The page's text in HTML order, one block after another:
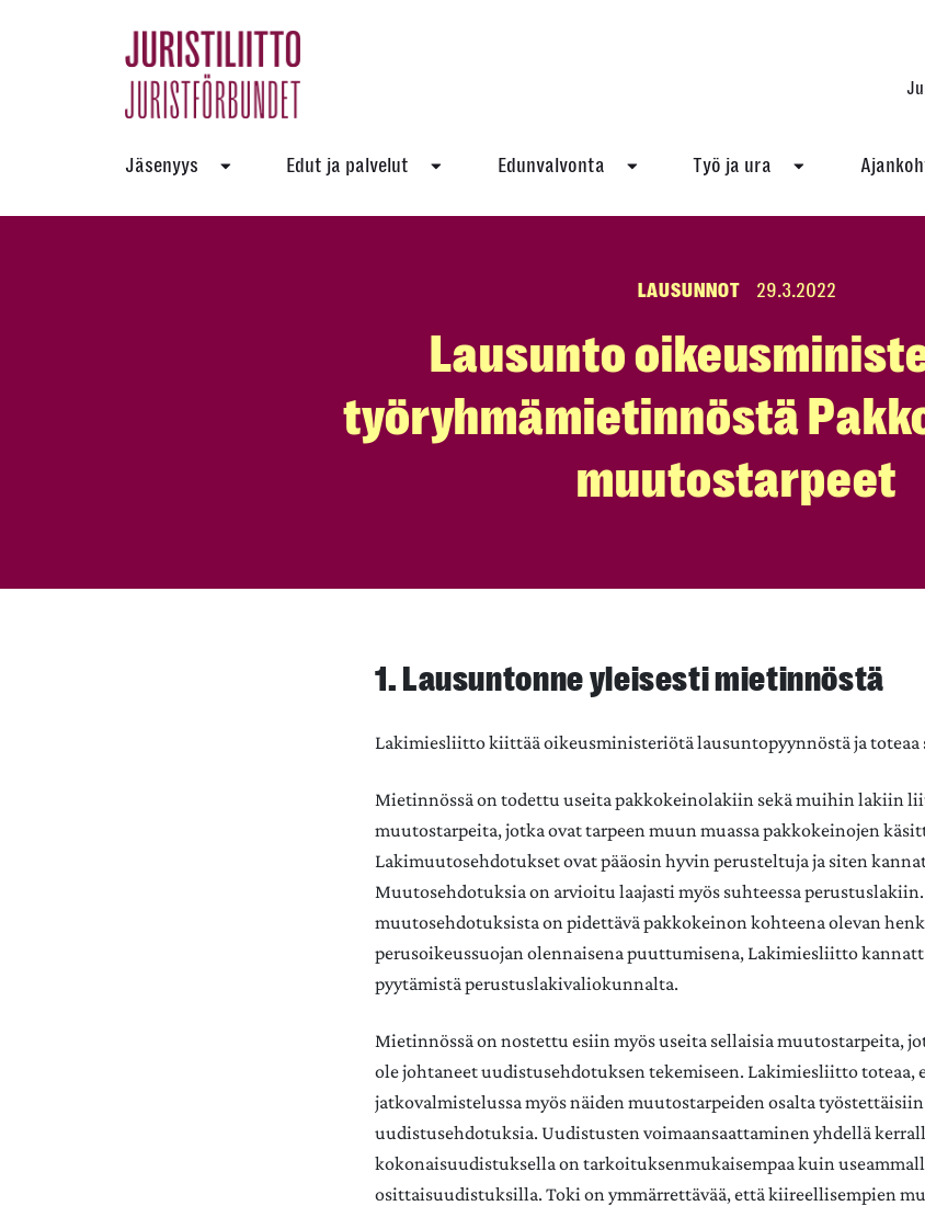
Jäsenyys Edut ja palvelut Edunvalvonta Työ ja ura
LAUSUNNOT 29.3.2022
Lausunto
työryhmämietinnöstä
muutostarpeet
1. Lausuntonne yleisesti mietinnöstä
Lakimiesliitto kiittää oikeusministeriötä lausuntopyynnöstä ja toteaa
Mietinnössä on todettu useita pakkokeinolakiin sekä muihin lakiin
muutostarpeita, jotka ovat tarpeen muun muassa pakkokeinojen
Lakimuutosehdotukset ovat pääosin hyvin perusteltuja ja siten
Muutosehdotuksia on arvioitu laajasti myös suhteessa perustuslakiin.
muutosehdotuksista on pidettävä pakkokeinon kohteena olevan
perusoikeussuojan olennaisena puuttumisena, Lakimiesliitto
pyytämistä perustuslakivaliokunnalta.
Mietinnössä on nostettu esiin myös useita sellaisia muutostarpeita,
ole johtaneet uudistusehdotuksen tekemiseen. Lakimiesliitto toteaa,
jatkovalmistelussa myös näiden muutostarpeiden osalta
uudistusehdotuksia. Uudistusten voimaansaattaminen yhdellä
kokonaisuudistuksella on tarkoituksenmukaisempaa kuin
osittaisuudistuksilla. Toki on ymmärrettävää, että kiireellisempien